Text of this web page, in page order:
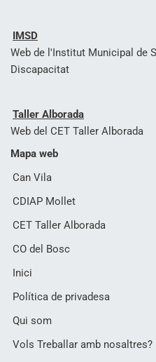
IMSD
Web de l'Institut Municipal de
Discapacitat
Taller Alborada
Web del CET Taller Alborada
Mapa web
Can Vila
CDIAP Mollet
CET Taller Alborada
CO del Bosc
Inici
Política de privadesa
Qui som
Vols Treballar amb nosaltres?